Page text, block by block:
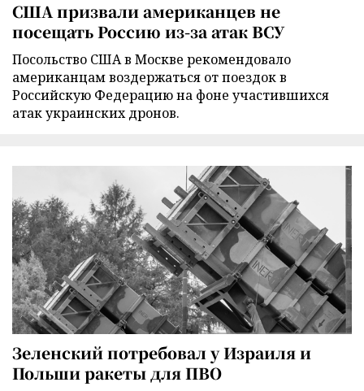
США призвали американцев не
посещать Россию из-за атак ВСУ
Посольство США в Москве рекомендовало
американцам воздержаться от поездок в
Российскую Федерацию на фоне участившихся
атак украинских дронов.
Зеленский потребовал у Израиля и
Польши ракеты для ПВО